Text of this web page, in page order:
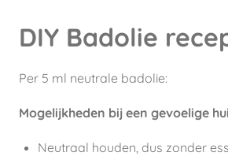
DIY Badolie
Per 5 ml neutrale badolie:
Mogelijkheden bij een gevoelige
Neutraal houden, dus zonder